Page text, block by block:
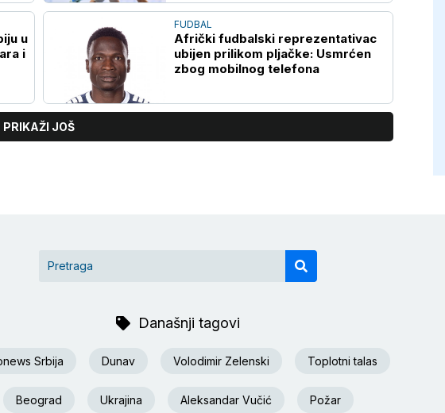
u
i
FUDBAL
Afrički fudbalski reprezentativac
ubijen prilikom pljačke: Usmrćen
zbog mobilnog telefona
PRIKAŽI JOŠ
Današnji tagovi
Srbija Dunav Volodimir Zelenski Toplotni talas
Beograd Ukrajina Aleksandar Vučić Požar